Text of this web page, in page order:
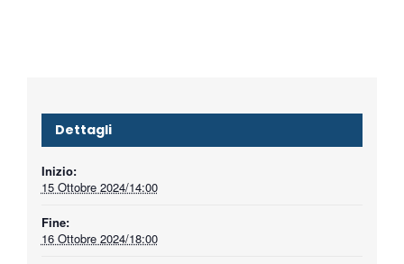
Dettagli
Inizio:
15 Ottobre 2024/14:00
Fine:
16 Ottobre 2024/18:00